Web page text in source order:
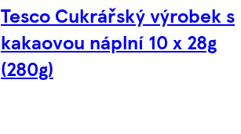
Tesco Cukrářský výrobek s
kakaovou náplní 10 x 28g
(280g)